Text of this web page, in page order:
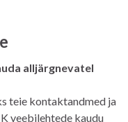
alljärgnevatel
teie kontaktandmed ja
veebilehtede kaudu